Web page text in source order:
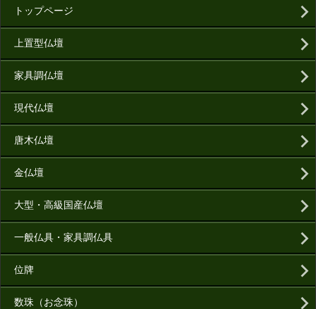
トップページ
上置型仏壇
家具調仏壇
現代仏壇
唐木仏壇
金仏壇
大型・高級国産仏壇
一般仏具・家具調仏具
位牌
数珠（お念珠）